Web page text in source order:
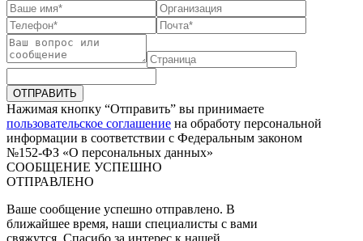
ОТПРАВИТЬ
Нажимая кнопку “Отправить” вы принимаете
пользовательское соглашение на обработу персональной
информации в соответствии с Федеральным законом
№152-ФЗ «О персональных данных»
СООБЩЕНИЕ УСПЕШНО
ОТПРАВЛЕНО
Ваше сообщение успешно отправлено. В
ближайшее время, наши специалисты с вами
свяжутся. Спасибо за интерес к нашей